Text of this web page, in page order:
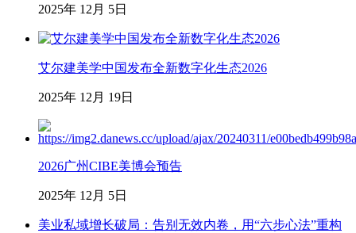
2025年 12月 5日
艾尔建美学中国发布全新数字化生态2026
2025年 12月 19日
2026广州CIBE美博会预告
2025年 12月 5日
美业私域增长破局：告别无效内卷，用“六步心法”重构